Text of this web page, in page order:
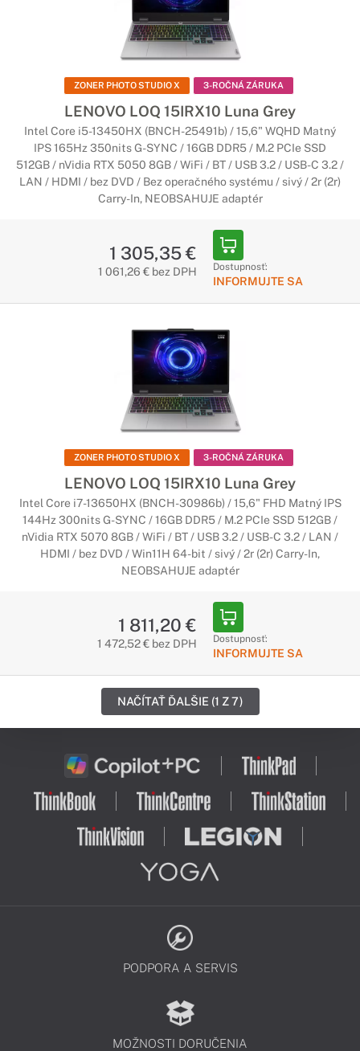
ZONER PHOTO STUDIO X 3-ROČNÁ ZÁRUKA
LENOVO LOQ 15IRX10 Luna Grey
Intel Core i5-13450HX (BNCH-25491b) / 15,6" WQHD Matný
IPS 165Hz 350nits G-SYNC / 16GB DDR5 / M.2 PCIe SSD
512GB / nVidia RTX 5050 8GB / WiFi / BT / USB 3.2 / USB-C 3.2 /
LAN / HDMI / bez DVD / Bez operačného systému / sivý / 2r (2r)
Carry-In, NEOBSAHUJE adaptér
1 305,35 €
1 061,26 € bez DPH Dostupnosť:
INFORMUJTE SA
ZONER PHOTO STUDIO X 3-ROČNÁ ZÁRUKA
LENOVO LOQ 15IRX10 Luna Grey
Intel Core i7-13650HX (BNCH-30986b) / 15,6" FHD Matný IPS
144Hz 300nits G-SYNC / 16GB DDR5 / M.2 PCIe SSD 512GB /
nVidia RTX 5070 8GB / WiFi / BT / USB 3.2 / USB-C 3.2 / LAN /
HDMI / bez DVD / Win11H 64-bit / sivý / 2r (2r) Carry-In,
NEOBSAHUJE adaptér
1 811,20 €
1 472,52 € bez DPH Dostupnosť:
INFORMUJTE SA
NAČÍTAŤ ĎALŠIE (1 Z 7)
PODPORA A SERVIS
MOŽNOSTI DORUČENIA